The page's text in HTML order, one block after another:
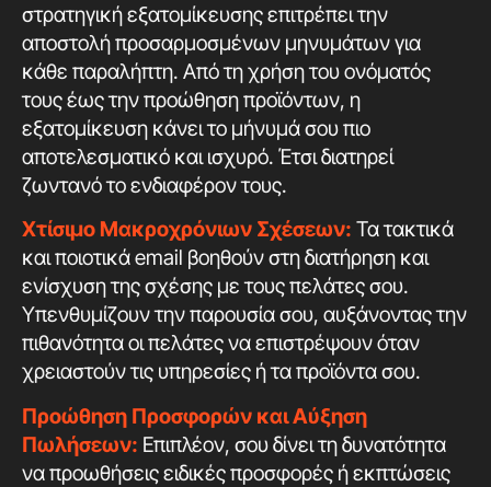
στρατηγική εξατομίκευσης επιτρέπει την
αποστολή προσαρμοσμένων μηνυμάτων για
κάθε παραλήπτη. Από τη χρήση του ονόματός
τους έως την προώθηση προϊόντων, η
εξατομίκευση κάνει το μήνυμά σου πιο
αποτελεσματικό και ισχυρό. Έτσι διατηρεί
ζωντανό το ενδιαφέρον τους.
Χτίσιμο Μακροχρόνιων Σχέσεων: Τα τακτικά
και ποιοτικά email βοηθούν στη διατήρηση και
ενίσχυση της σχέσης με τους πελάτες σου.
Υπενθυμίζουν την παρουσία σου, αυξάνοντας την
πιθανότητα οι πελάτες να επιστρέψουν όταν
χρειαστούν τις υπηρεσίες ή τα προϊόντα σου.
Προώθηση Προσφορών και Αύξηση
Πωλήσεων: Επιπλέον, σου δίνει τη δυνατότητα
να προωθήσεις ειδικές προσφορές ή εκπτώσεις